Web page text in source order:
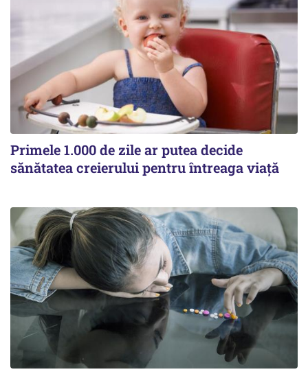
Primele 1.000 de zile ar putea decide
sănătatea creierului pentru întreaga viață